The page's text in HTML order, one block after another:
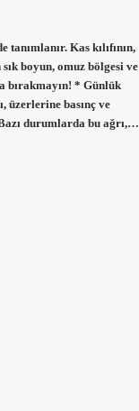
Kas kılıfının,
boyun, omuz bölgesi ve
bırakmayın! * Günlük
üzerlerine basınç ve
durumlarda bu ağrı,…